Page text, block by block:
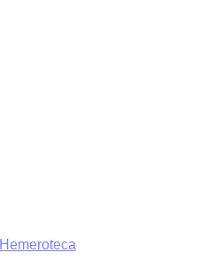
Hemeroteca